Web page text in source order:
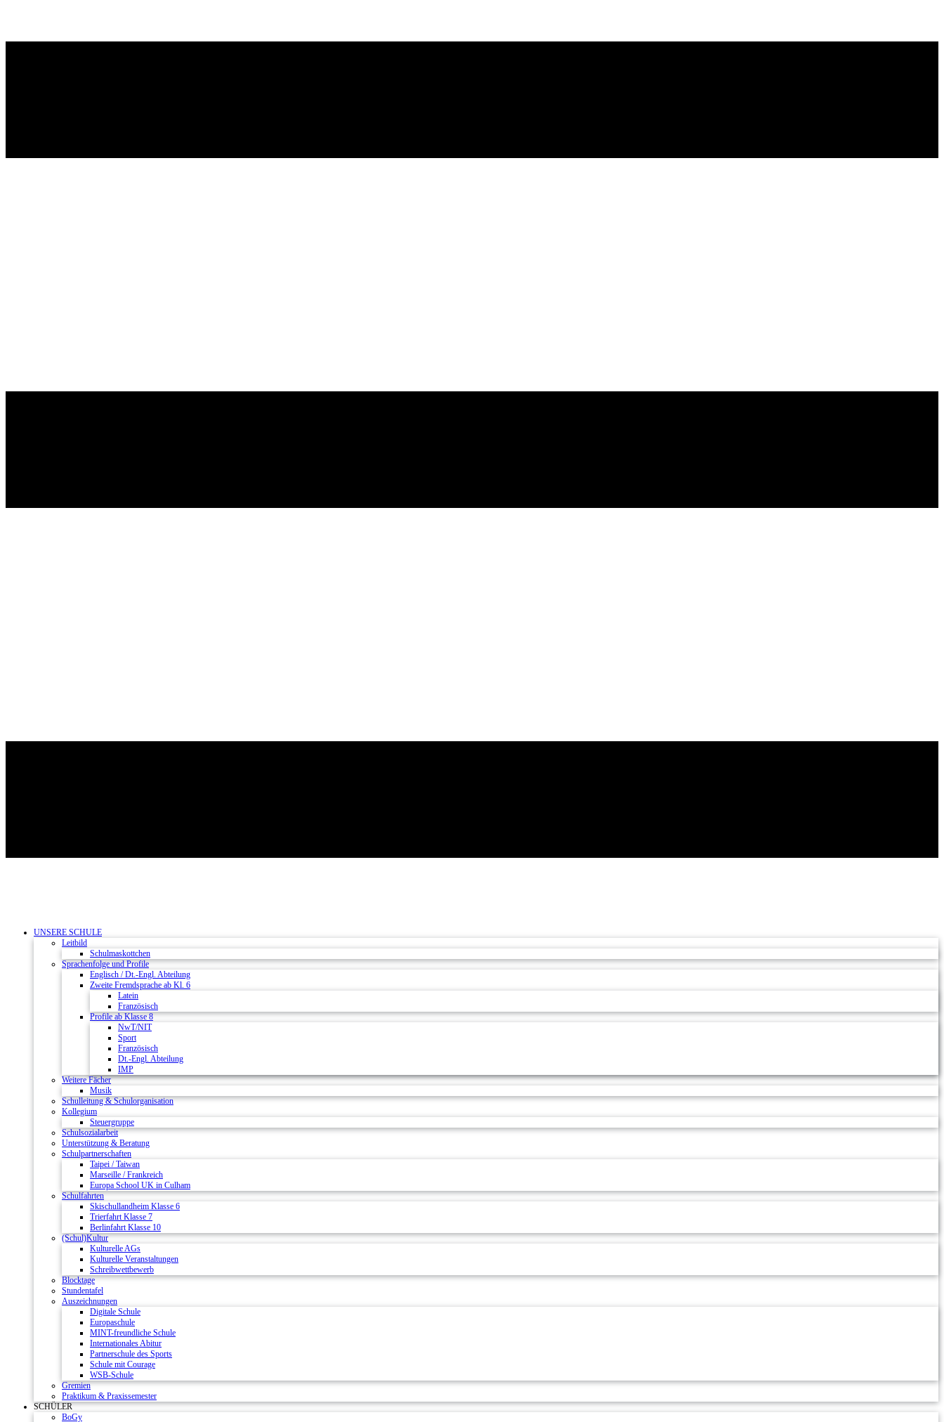
UNSERE SCHULE
Leitbild
Schulmaskottchen
Sprachenfolge und Profile
Englisch / Dt.-Engl. Abteilung
Zweite Fremdsprache ab Kl. 6
Latein
Französisch
Profile ab Klasse 8
NwT/NIT
Sport
Französisch
Dt.-Engl. Abteilung
IMP
Weitere Fächer
Musik
Schulleitung & Schulorganisation
Kollegium
Steuergruppe
Schulsozialarbeit
Unterstützung & Beratung
Schulpartnerschaften
Taipei / Taiwan
Marseille / Frankreich
Europa School UK in Culham
Schulfahrten
Skischullandheim Klasse 6
Trierfahrt Klasse 7
Berlinfahrt Klasse 10
(Schul)Kultur
Kulturelle AGs
Kulturelle Veranstaltungen
Schreibwettbewerb
Blocktage
Stundentafel
Auszeichnungen
Digitale Schule
Europaschule
MINT-freundliche Schule
Internationales Abitur
Partnerschule des Sports
Schule mit Courage
WSB-Schule
Gremien
Praktikum & Praxissemester
SCHÜLER
BoGy